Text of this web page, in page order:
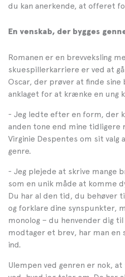
du kan anerkende, at offeret
En venskab, der bygges
Romanen er en brevveksling
skuespillerkarriere er ved at
Oscar, der prøver at finde
anklaget for at krænke en ung
- Jeg ledte efter en form, der
anden tone end mine
Virginie Despentes om sit valg
genre.
- Jeg plejede at skrive mange
som en unik måde at komme
Du har al den tid, du behøver
og forklare dine synspunkter,
monolog – du henvender dig til
modtager et brev, har man
ind.
Ulempen ved genren er nok,